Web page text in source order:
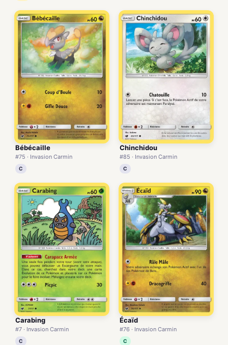
Bébécaille
#75 · Invasion Carmin
C
Chinchidou
#85 · Invasion Carmin
C
Carabing
#7 · Invasion Carmin
C
Écaïd
#76 · Invasion Carmin
C